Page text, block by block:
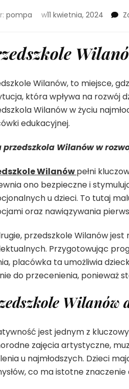
pompa w11 kwietnia, 2024
Wilanów, to miejsce,
która wpływa na rozwój
Wilanów w życiu
edukacyjnej.
przedszkola Wilanów w
Wilanówpełni
ono bezpieczne i
u dzieci. To tutaj
oraz nawiązywania
przedszkole Wilanów
Przygotowując
placówka ta umożliwia
do przecenienia, ponieważ
Wilanów
jest jednym z
zajęcia artystyczne,
u najmłodszych. Dzieci
co ma istotne